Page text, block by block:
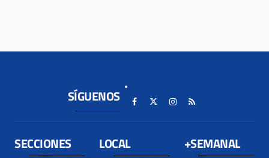
SÍGUENOS
SECCIONES LOCAL +SEMANAL